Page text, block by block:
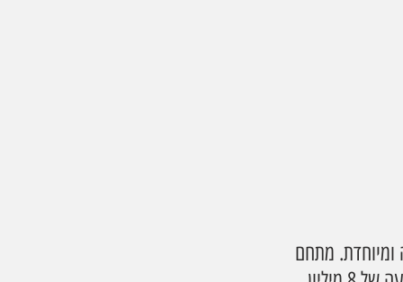
ומיוחדת. מתחם